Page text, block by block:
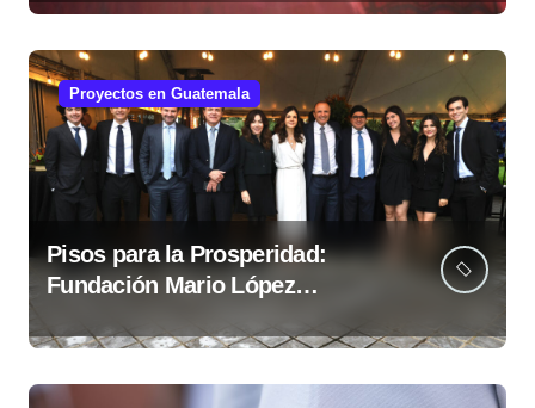
López Estrada
Proyectos en Guatemala
Pisos para la Prosperidad:
Fundación Mario López
guatemaltecas